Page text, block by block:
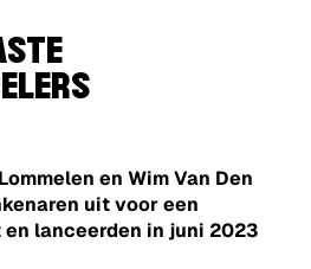
en Wim Van Den
uit voor een
lanceerden in juni 2023